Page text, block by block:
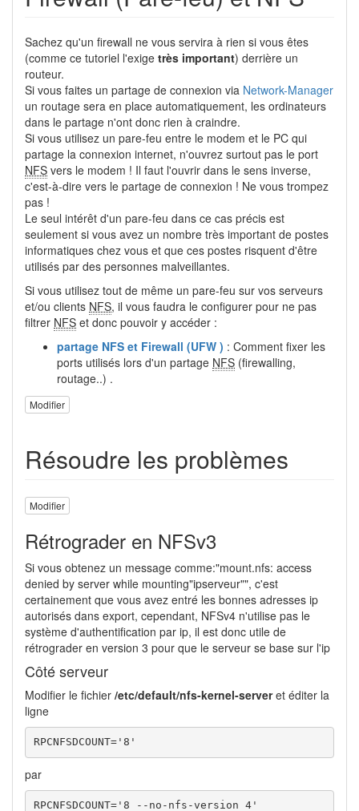
Sachez qu'un firewall ne vous servira à rien si vous êtes
(comme ce tutoriel l'exige très important) derrière un
routeur.
Si vous faites un partage de connexion via Network-Manager
un routage sera en place automatiquement, les ordinateurs
dans le partage n'ont donc rien à craindre.
Si vous utilisez un pare-feu entre le modem et le PC qui
partage la connexion internet, n'ouvrez surtout pas le port
NFS vers le modem ! Il faut l'ouvrir dans le sens inverse,
c'est-à-dire vers le partage de connexion ! Ne vous trompez
pas !
Le seul intérêt d'un pare-feu dans ce cas précis est
seulement si vous avez un nombre très important de postes
informatiques chez vous et que ces postes risquent d'être
utilisés par des personnes malveillantes.
Si vous utilisez tout de même un pare-feu sur vos serveurs
et/ou clients NFS, il vous faudra le configurer pour ne pas
filtrer NFS et donc pouvoir y accéder :
partage NFS et Firewall (UFW ) : Comment fixer les
ports utilisés lors d'un partage NFS (firewalling,
routage..) .
Modifier
Résoudre les problèmes
Modifier
Rétrograder en NFSv3
Si vous obtenez un message comme:"mount.nfs: access
denied by server while mounting"ipserveur"", c'est
certainement que vous avez entré les bonnes adresses ip
autorisés dans export, cependant, NFSv4 n'utilise pas le
système d'authentification par ip, il est donc utile de
rétrograder en version 3 pour que le serveur se base sur l'ip
Côté serveur
Modifier le fichier /etc/default/nfs-kernel-serveret éditer la
ligne
RPCNFSDCOUNT='8'
par
RPCNFSDCOUNT='8 --no-nfs-version 4'